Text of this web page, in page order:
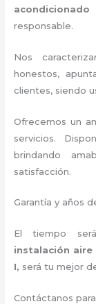
responsable.
Nos
honestos,
clientes, siendo
Ofrecemos un
servicios.
brindando
satisfacción.
Garantía y años
El tiempo
instalación aire
I, será tu mejor
Contáctanos